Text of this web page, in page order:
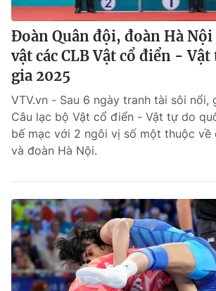
Đoàn Quân đội, đoàn Hà
vật các CLB Vật cổ điển -
gia 2025
VTV.vn - Sau 6 ngày tranh tài sôi nổi,
Câu lạc bộ Vật cổ điển - Vật tự do
bế mạc với 2 ngôi vị số một thuộc về
và đoàn Hà Nội.